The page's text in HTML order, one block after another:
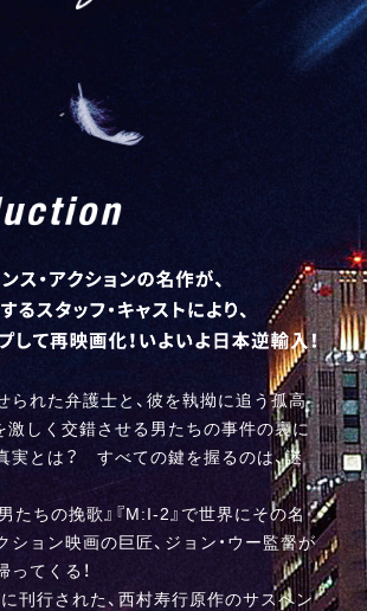
られた弁護士と、彼を執拗に追う孤高
激しく交錯させる男たちの事件の裏に
実とは？ すべての鍵を握るのは、謎
たちの挽歌』『M:I-2』で世界にその名
ション映画の巨匠、ジョン・ウー監督が
ってくる！
刊行された、西村寿行原作のサスペン
そん
でも
本作
多大
丁拳
した
ト割
るべ